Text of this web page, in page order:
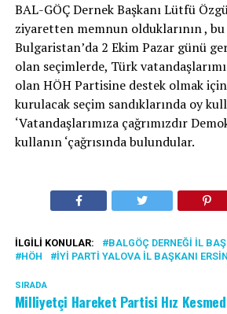
BAL-GÖÇ Dernek Başkanı Lütfü
ziyaretten memnun olduklarının ,
Bulgaristan’da 2 Ekim Pazar günü
olan seçimlerde, Türk
olan HÖH Partisine destek olmak için
kurulacak seçim sandıklarında oy
‘Vatandaşlarımıza çağrımızdır
kullanın ‘çağrısında bulundular.
İLGILI KONULAR:
BALGÖÇ DERNEĞI İL
HÖH
İYİ PARTI YALOVA İL BAŞKANI
SIRADA
Milliyetçi Hareket Partisi Hız